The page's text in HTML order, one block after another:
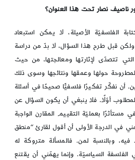
ناصيف نصار تحت هذا العنوان؟
الفلسفيّة الأصيلة، لا يمكن استبعاد
قبل طرح هذا السؤال، لا بدّ من دراسة
تتصدّى لإثارتها ومعالجتها، من حيث
حولها وعمقها ونتائجها وسوى ذلك
أن نفكّر تفكيرًا فلسفيًّا صحيحًا في أسئلة
أوّلًا. فلا ينبغي أن يكون السؤال عن
مستأثرًا بعمليّة التقييم المقارن الواجبة
في الدرجة الأولى أن أقول لقارئ “منطق
فيه، وبالنسبة لمن. فالمسألة متروكة له
السياسيّة. وإنما يهمّني أن يقتنع